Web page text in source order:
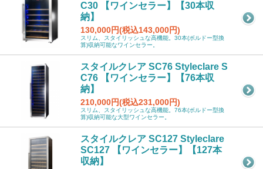
C30 【ワインセラー】【30本収
納】
130,000円(税込143,000円)
スリム、スタイリッシュな高機能。30本(ボルドー型換
算)収納可能なワインセラー。
スタイルクレア SC76 Styleclare S
C76 【ワインセラー】【76本収
納】
210,000円(税込231,000円)
スリム、スタイリッシュな高機能。76本(ボルドー型換
算)収納可能な大型ワインセラー。
スタイルクレア SC127 Styleclare
SC127 【ワインセラー】【127本
収納】